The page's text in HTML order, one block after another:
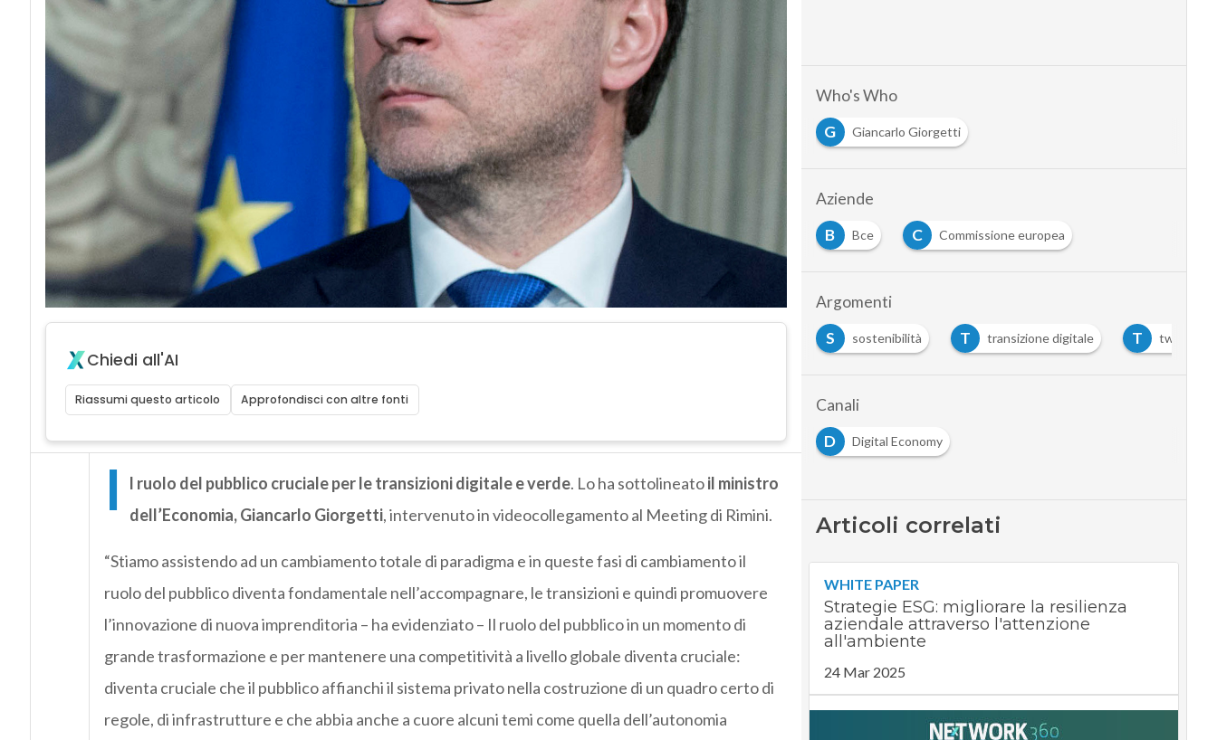
Chiedi all'AI
Riassumi questo articolo Approfondisci con altre fonti
I l ruolo del pubblico cruciale per le transizioni digitale e verde. Lo ha sottolineatoil ministro
dell’Economia, Giancarlo Giorgetti, intervenuto in videocollegamento al Meeting di Rimini.
“Stiamo assistendo ad un cambiamento totale di paradigma e in queste fasi di cambiamento il
ruolo del pubblico diventa fondamentale nell’accompagnare, le transizioni e quindi promuovere
l’innovazione di nuova imprenditoria – ha evidenziato – Il ruolo del pubblico in un momento di
grande trasformazione e per mantenere una competitività a livello globale diventa cruciale:
diventa cruciale che il pubblico affianchi il sistema privato nella costruzione di un quadro certo di
regole, di infrastrutture e che abbia anche a cuore alcuni temi come quella dell’autonomia
Who's Who
G
Giancarlo Giorgetti
Aziende
B
Bce C Commissione europea
Argomenti
sostenibilità T transizione digitale T twin transition
Canali
D
Digital Economy
Articoli correlati
WHITE PAPER
Strategie ESG: migliorare la resilienza
aziendale attraverso l'attenzione
all'ambiente
24 Mar 2025